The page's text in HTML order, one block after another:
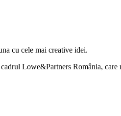
cu cele mai creative idei.
Lowe&Partners România, care